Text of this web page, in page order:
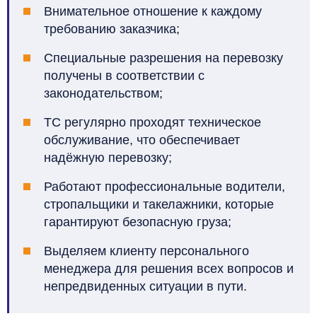
Внимательное отношение к каждому
требованию заказчика;
Специальные разрешения на перевозку
получены в соответствии с
законодательством;
ТС регулярно проходят техническое
обслуживание, что обеспечивает
надёжную перевозку;
Работают профессиональные водители,
стропальщики и такелажники, которые
гарантируют безопасную груза;
Выделяем клиенту персонального
менеджера для решения всех вопросов и
непредвиденных ситуации в пути.